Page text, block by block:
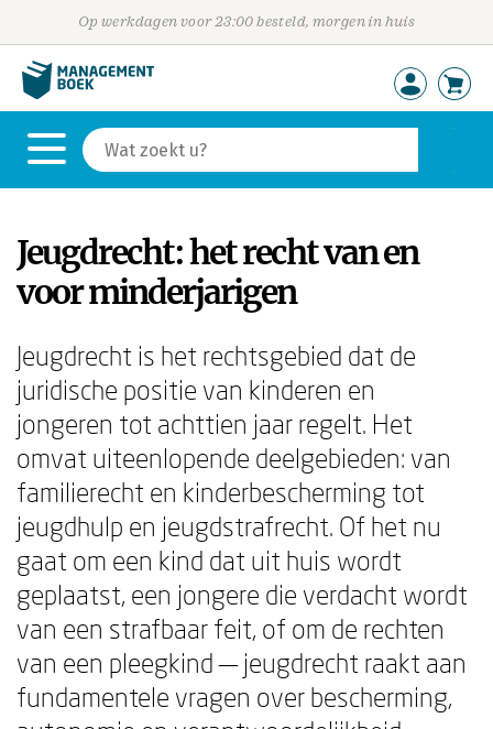
Op werkdagen voor 23:00 besteld, morgen in huis
Jeugdrecht: het recht van en
voor minderjarigen
Jeugdrecht is het rechtsgebied dat de
juridische positie van kinderen en
jongeren tot achttien jaar regelt. Het
omvat uiteenlopende deelgebieden: van
familierecht en kinderbescherming tot
jeugdhulp en jeugdstrafrecht. Of het nu
gaat om een kind dat uit huis wordt
geplaatst, een jongere die verdacht wordt
van een strafbaar feit, of om de rechten
van een pleegkind — jeugdrecht raakt aan
fundamentele vragen over bescherming,